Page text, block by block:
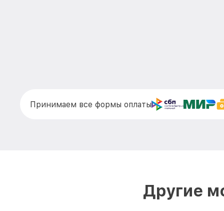
Принимаем все формы оплаты
Другие